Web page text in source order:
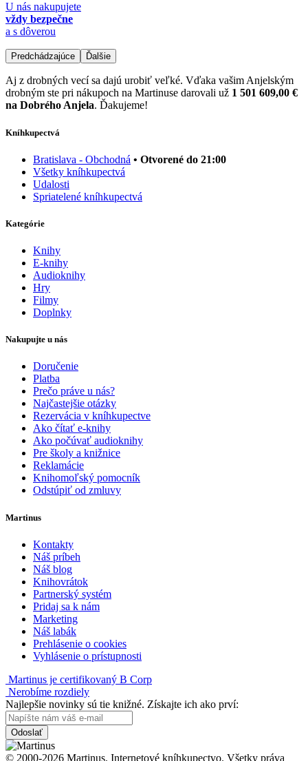
U nás nakupujete
vždy bezpečne
a s dôverou
Predchádzajúce Ďalšie
Aj z drobných vecí sa dajú urobiť veľké. Vďaka vašim Anjelským
drobným ste pri nákupoch na Martinuse darovali už 1 501 609,00 €
na Dobrého Anjela. Ďakujeme!
Kníhkupectvá
Bratislava - Obchodná • Otvorené do 21:00
Všetky kníhkupectvá
Udalosti
Spriatelené kníhkupectvá
Kategórie
Knihy
E-knihy
Audioknihy
Hry
Filmy
Doplnky
Nakupujte u nás
Doručenie
Platba
Prečo práve u nás?
Najčastejšie otázky
Rezervácia v kníhkupectve
Ako čítať e-knihy
Ako počúvať audioknihy
Pre školy a knižnice
Reklamácie
Knihomoľský pomocník
Odstúpiť od zmluvy
Martinus
Kontakty
Náš príbeh
Náš blog
Knihovrátok
Partnerský systém
Pridaj sa k nám
Marketing
Náš labák
Prehlásenie o cookies
Vyhlásenie o prístupnosti
Martinus je certifikovaný B Corp
Nerobíme rozdiely
Najlepšie novinky sú tie knižné. Získajte ich ako prví:
Odoslať
© 2000-2026 Martinus. Internetové kníhkupectvo. Všetky práva